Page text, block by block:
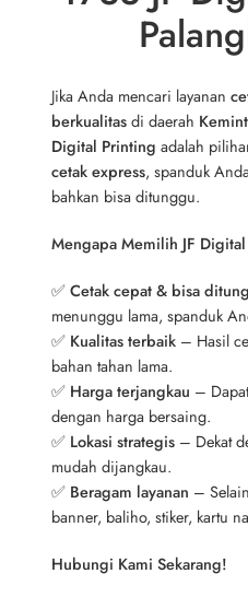
Jika Anda mencari layanan
berkualitasdi daerah
Digital Printing adalah
cetak express, spanduk
bahkan bisa ditunggu.
Mengapa Memilih JF
✅Cetak cepat & bisa
menunggu lama, spanduk
✅ Kualitas terbaik – Hasil
bahan tahan lama.
✅ Harga terjangkau –
dengan harga bersaing.
✅ Lokasi strategis – Dekat
mudah dijangkau.
✅ Beragam layanan –
banner, baliho, stiker, kartu
Hubungi Kami Sekarang!